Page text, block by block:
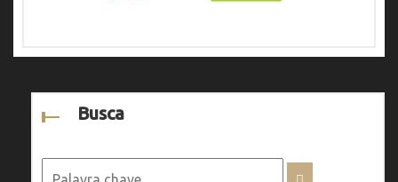
Busca